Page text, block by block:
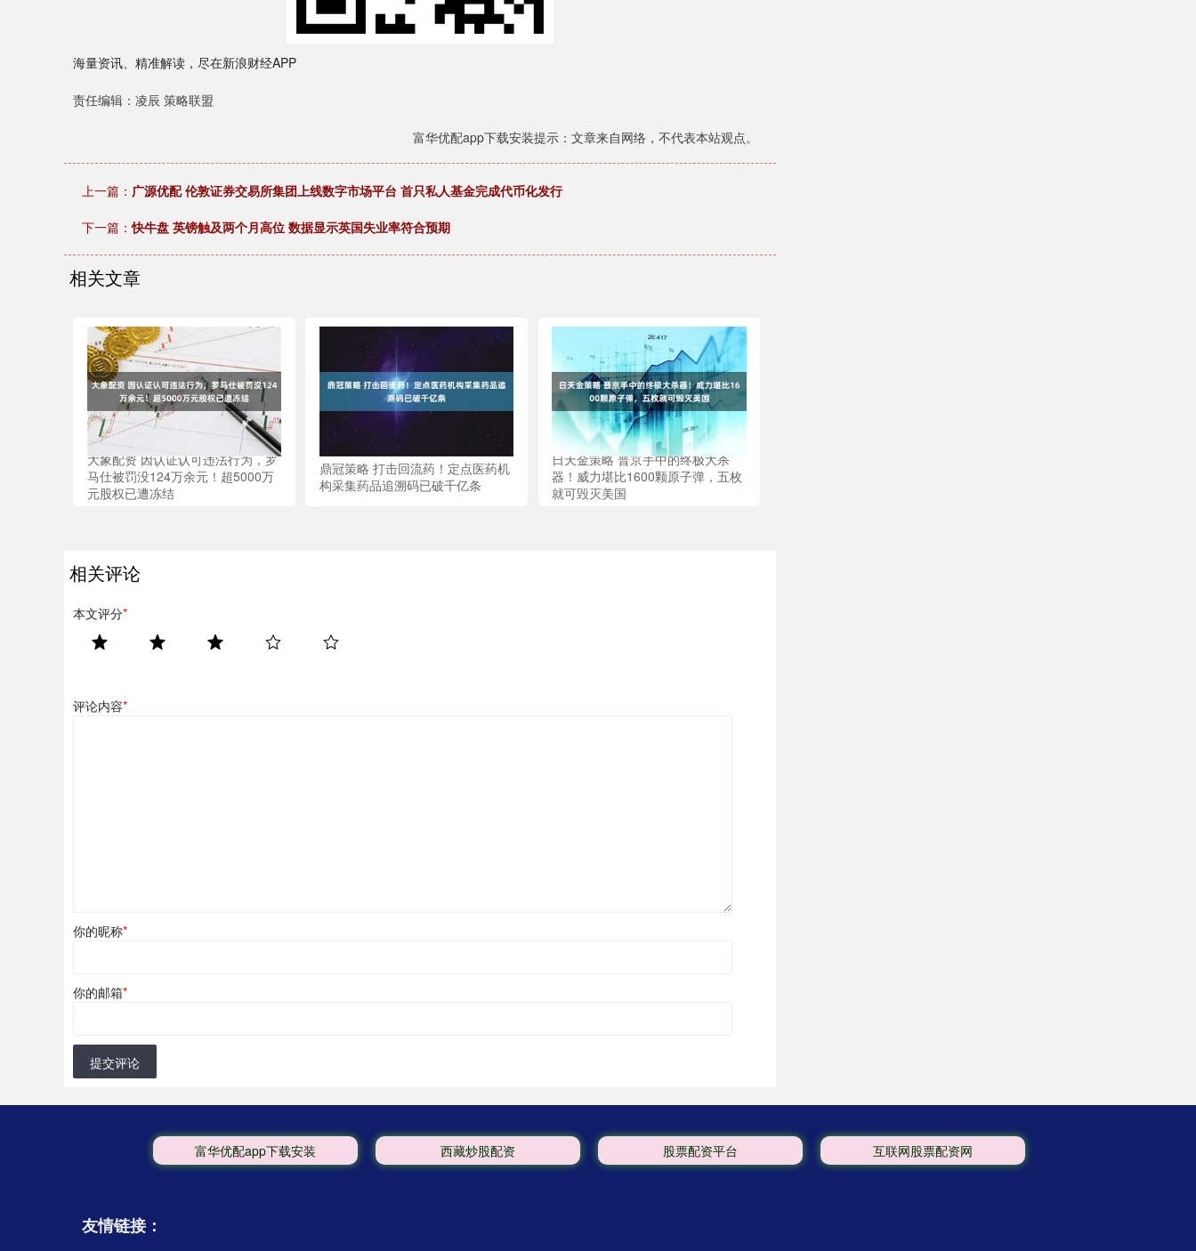
海量资讯、精准解读，尽在新浪财经APP
责任编辑：凌辰 策略联盟
富华优配app下载安装提示：文章来自网络，不代表本站观点。
上一篇： 广源优配 伦敦证券交易所集团上线数字市场平台 首只私人基金完成代币化发行
下一篇：快牛盘 英镑触及两个月高位 数据显示英国失业率符合预期
相关文章
大象配资 因认证认可违法行为，罗
马仕被罚没124万余元！超5000万
元股权已遭冻结
鼎冠策略 打击回流药！定点医药机
构采集药品追溯码已破千亿条
日天金策略 普京手中的终极大杀
器！威力堪比1600颗原子弹，五枚
就可毁灭美国
相关评论
本文评分*
评论内容*
你的昵称*
你的邮箱*
提交评论
富华优配app下载安装 西藏炒股配资 股票配资平台 互联网股票配资网
友情链接：